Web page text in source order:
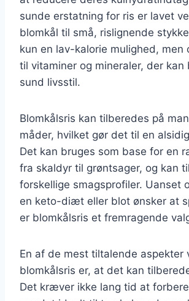
sunde erstatning for ris er lavet
blomkål til små, rislignende
kun en lav-kalorie mulighed, men
til vitaminer og mineraler, der kan
sund livsstil.
Blomkålsris kan tilberedes på
måder, hvilket gør det til en
Det kan bruges som base for en
fra skaldyr til grøntsager, og kan
forskellige smagsprofiler. Uanset
en keto-diæt eller blot ønsker at
er blomkålsris et fremragende
En af de mest tiltalende aspekter
blomkålsris er, at det kan
Det kræver ikke lang tid at